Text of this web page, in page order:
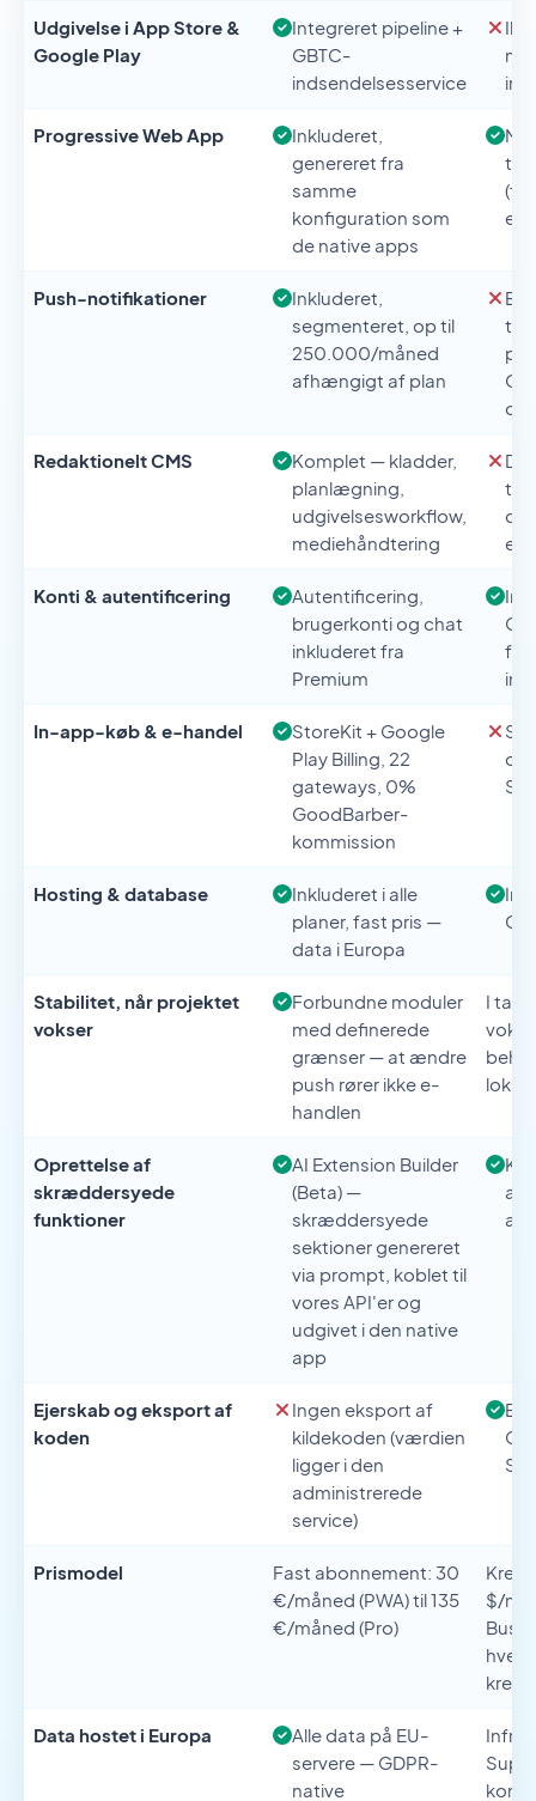
Udgivelse i App Store &
Google Play
Integreret pipeline +
GBTC-
indsendelsesservice
Progressive Web App
Inkluderet,
genereret fra
samme
konfiguration som
de native apps
en
Push-notifikationer
Inkluderet,
segmenteret, op til
250.000/måned
afhængigt af plan
og
Redaktionelt CMS
Komplet — kladder,
planlægning,
udgivelsesworkflow,
mediehåndtering
et
Konti & autentificering
Autentificering,
brugerkonti og chat
inkluderet fra
Premium
In-app-køb & e-handel
StoreKit + Google
Play Billing, 22
gateways, 0%
GoodBarber-
kommission
Hosting & database
Inkluderet i alle
planer, fast pris —
data i Europa
Stabilitet, når projektet
vokser
Forbundne moduler
med definerede
grænser — at ændre
push rører ikke e-
handlen
I takt
Oprettelse af
skræddersyede
funktioner
AI Extension Builder
(Beta) —
skræddersyede
sektioner genereret
via prompt, koblet til
vores API'er og
udgivet i den native
app
Ejerskab og eksport af
koden
Ingen eksport af
kildekoden (værdien
ligger i den
administrerede
service)
Prismodel
Fast abonnement: 30
€/måned (PWA) til 135
€/måned (Pro)
$/
hver
kredit
Data hostet i Europa
Alle data på EU-
servere — GDPR-
native